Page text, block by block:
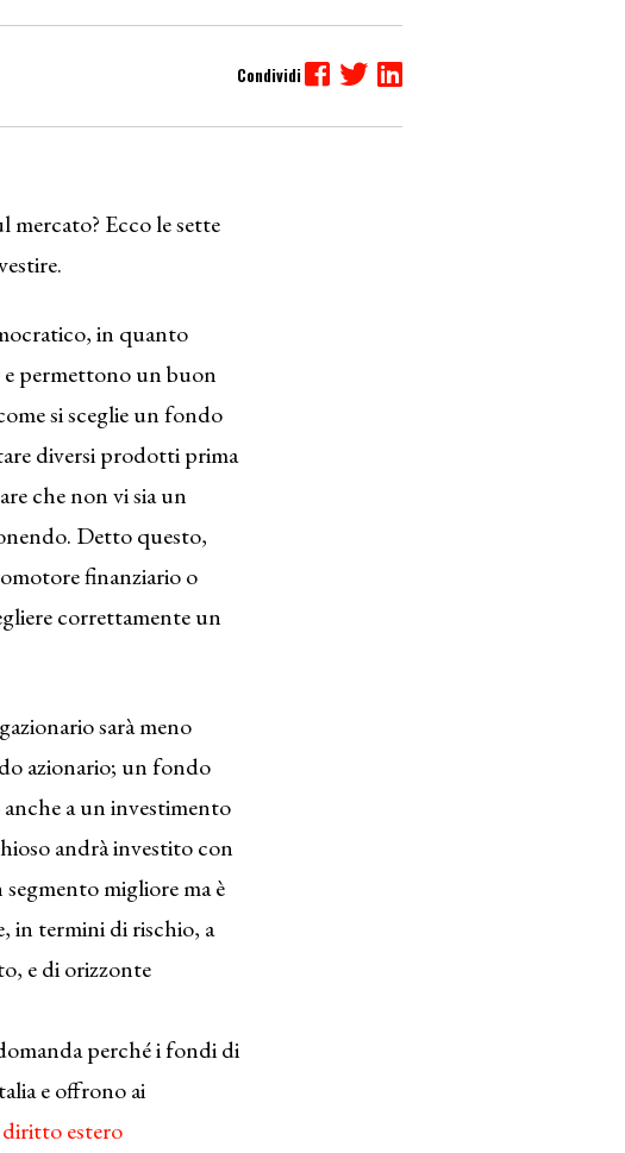
Ecco le sette
in quanto
e permettono un buon
si sceglie un fondo
diversi prodotti prima
che non vi sia un
Detto questo,
finanziario o
correttamente un
sarà meno
azionario; un fondo
a un investimento
andrà investito con
migliore ma è
in termini di rischio, a
e di orizzonte
perché i fondi di
e offrono ai
estero